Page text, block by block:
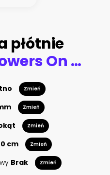
płótnie
Lavender Flowers On Market In Provence
Zmień
Zmień
Zmień
cm Zmień
Brak Zmień